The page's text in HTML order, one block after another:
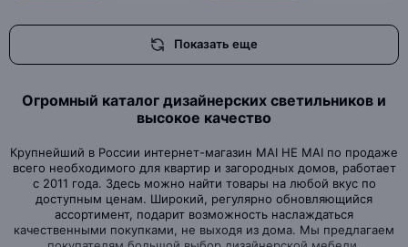
Показать еще
Огромный каталог дизайнерских светильников и
высокое качество
Крупнейший в России интернет-магазин MAI HE MAI по продаже
всего необходимого для квартир и загородных домов, работает
с 2011 года. Здесь можно найти товары на любой вкус по
доступным ценам. Широкий, регулярно обновляющийся
ассортимент, подарит возможность наслаждаться
качественными покупками, не выходя из дома. Мы предлагаем